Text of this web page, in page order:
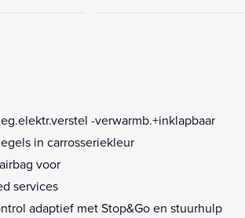
-verwarmb.+inklapbaar
in carrosseriekleur
voor
services
adaptief met Stop&Go en stuurhulp